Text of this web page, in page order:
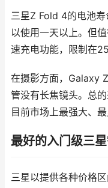
三星Z Fold 4的电池
以使用一天以上。但
速充电功能，限制在
在摄影方面，Galaxy
管没有长焦镜头。总
目前市场上最强大、
最好的入门级三
三星以提供各种价格